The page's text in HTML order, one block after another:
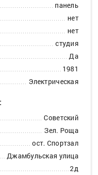
панель
нет
нет
студия
Да
1981
Электрическая
Советский
Зел. Роща
ост. Спортзал
Джамбульская улица
2д